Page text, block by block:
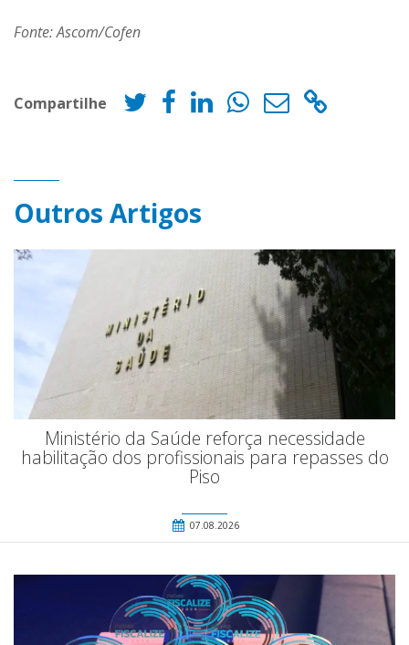
Fonte: Ascom/Cofen
Compartilhe
Outros Artigos
Ministério da Saúde reforça necessidade
habilitação dos profissionais para repasses do
Piso
07.08.2026